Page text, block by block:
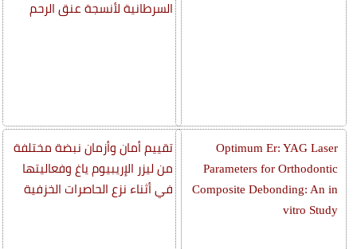
Optimum Er: YAG Laser
Parameters for Orthodontic
Composite Debonding: An in
vitro Study
السرطانية لأنسجة عنق الرحم
تقييم أمان وأزمان نبضة مختلفة
من ليزر الإريبيوم ياغ وفعاليتها
في أثناء نزع الحاصرات الخزفية